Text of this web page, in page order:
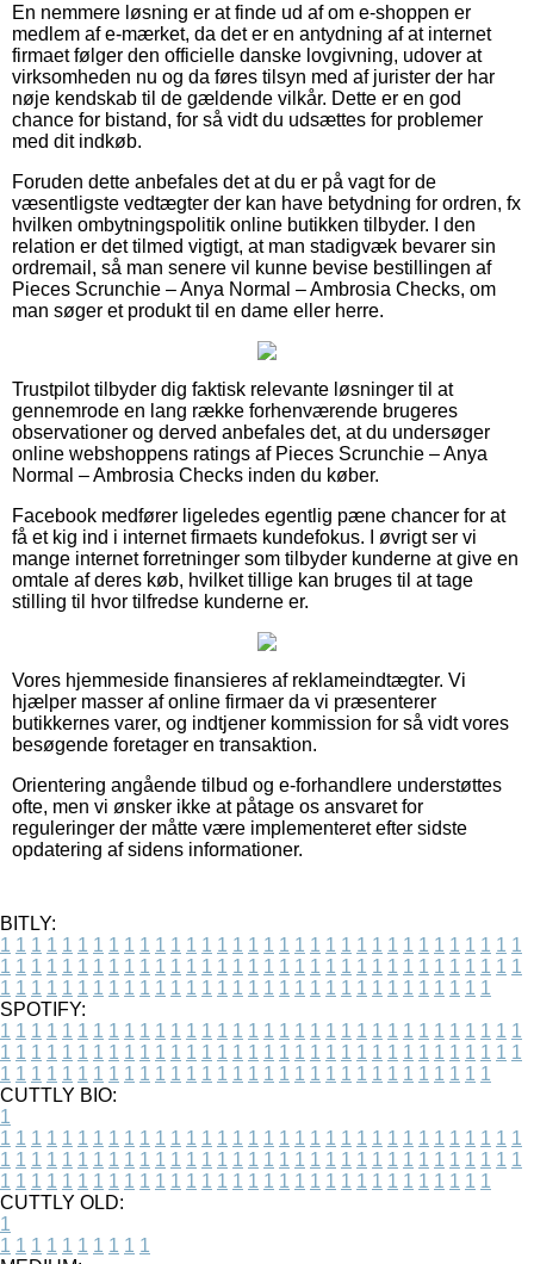
En nemmere løsning er at finde ud af om e-shoppen er
medlem af e-mærket, da det er en antydning af at internet
firmaet følger den officielle danske lovgivning, udover at
virksomheden nu og da føres tilsyn med af jurister der har
nøje kendskab til de gældende vilkår. Dette er en god
chance for bistand, for så vidt du udsættes for problemer
med dit indkøb.
Foruden dette anbefales det at du er på vagt for de
væsentligste vedtægter der kan have betydning for ordren, fx
hvilken ombytningspolitik online butikken tilbyder. I den
relation er det tilmed vigtigt, at man stadigvæk bevarer sin
ordremail, så man senere vil kunne bevise bestillingen af
Pieces Scrunchie – Anya Normal – Ambrosia Checks, om
man søger et produkt til en dame eller herre.
Trustpilot tilbyder dig faktisk relevante løsninger til at
gennemrode en lang række forhenværende brugeres
observationer og derved anbefales det, at du undersøger
online webshoppens ratings af Pieces Scrunchie – Anya
Normal – Ambrosia Checks inden du køber.
Facebook medfører ligeledes egentlig pæne chancer for at
få et kig ind i internet firmaets kundefokus. I øvrigt ser vi
mange internet forretninger som tilbyder kunderne at give en
omtale af deres køb, hvilket tillige kan bruges til at tage
stilling til hvor tilfredse kunderne er.
Vores hjemmeside finansieres af reklameindtægter. Vi
hjælper masser af online firmaer da vi præsenterer
butikkernes varer, og indtjener kommission for så vidt vores
besøgende foretager en transaktion.
Orientering angående tilbud og e-forhandlere understøttes
ofte, men vi ønsker ikke at påtage os ansvaret for
reguleringer der måtte være implementeret efter sidste
opdatering af sidens informationer.
BITLY:
1 1 1 1 1 1 1 1 1 1 1 1 1 1 1 1 1 1 1 1 1 1 1 1 1 1 1 1 1 1 1 1 1 1
1 1 1 1 1 1 1 1 1 1 1 1 1 1 1 1 1 1 1 1 1 1 1 1 1 1 1 1 1 1 1 1 1 1
1 1 1 1 1 1 1 1 1 1 1 1 1 1 1 1 1 1 1 1 1 1 1 1 1 1 1 1 1 1 1 1
SPOTIFY:
1 1 1 1 1 1 1 1 1 1 1 1 1 1 1 1 1 1 1 1 1 1 1 1 1 1 1 1 1 1 1 1 1 1
1 1 1 1 1 1 1 1 1 1 1 1 1 1 1 1 1 1 1 1 1 1 1 1 1 1 1 1 1 1 1 1 1 1
1 1 1 1 1 1 1 1 1 1 1 1 1 1 1 1 1 1 1 1 1 1 1 1 1 1 1 1 1 1 1 1
CUTTLY BIO:
1
1 1 1 1 1 1 1 1 1 1 1 1 1 1 1 1 1 1 1 1 1 1 1 1 1 1 1 1 1 1 1 1 1 1
1 1 1 1 1 1 1 1 1 1 1 1 1 1 1 1 1 1 1 1 1 1 1 1 1 1 1 1 1 1 1 1 1 1
1 1 1 1 1 1 1 1 1 1 1 1 1 1 1 1 1 1 1 1 1 1 1 1 1 1 1 1 1 1 1 1
CUTTLY OLD:
1
1 1 1 1 1 1 1 1 1 1